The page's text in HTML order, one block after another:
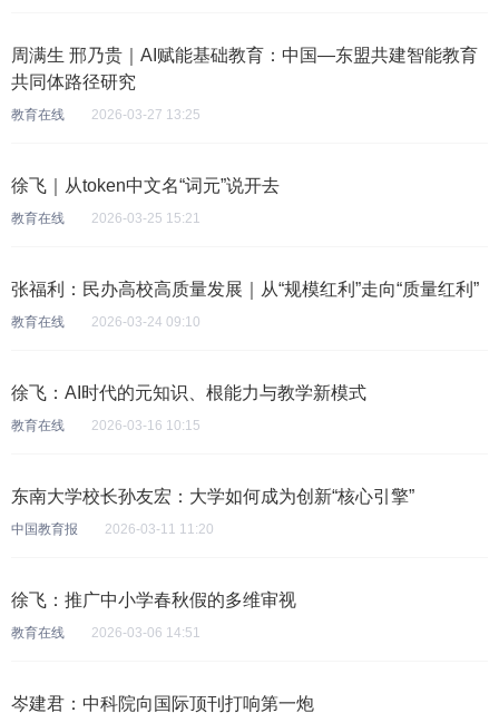
周满生 邢乃贵｜AI赋能基础教育：中国—东盟共建智能教育
共同体路径研究
教育在线 2026-03-27 13:25
徐飞｜从token中文名“词元”说开去
教育在线 2026-03-25 15:21
张福利：民办高校高质量发展｜从“规模红利”走向“质量红利”
教育在线 2026-03-24 09:10
徐飞：AI时代的元知识、根能力与教学新模式
教育在线 2026-03-16 10:15
东南大学校长孙友宏：大学如何成为创新“核心引擎”
中国教育报 2026-03-11 11:20
徐飞：推广中小学春秋假的多维审视
教育在线 2026-03-06 14:51
岑建君：中科院向国际顶刊打响第一炮